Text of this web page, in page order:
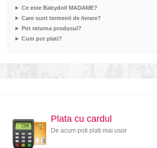
Ce este Babydoll MADAME?
Care sunt termenii de livrare?
Pot returna produsul?
Cum pot plati?
Plata cu cardul
De acum poti plati mai usor